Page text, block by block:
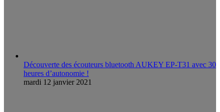
Découverte des écouteurs bluetooth AUKEY EP-T31 avec 30
heures d’autonomie !
mardi 12 janvier 2021